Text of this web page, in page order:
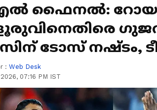
ഫൈനല്‍:
ടോസ് നഷ്ടം,
: Web Desk
2026, 07:16 PM IST